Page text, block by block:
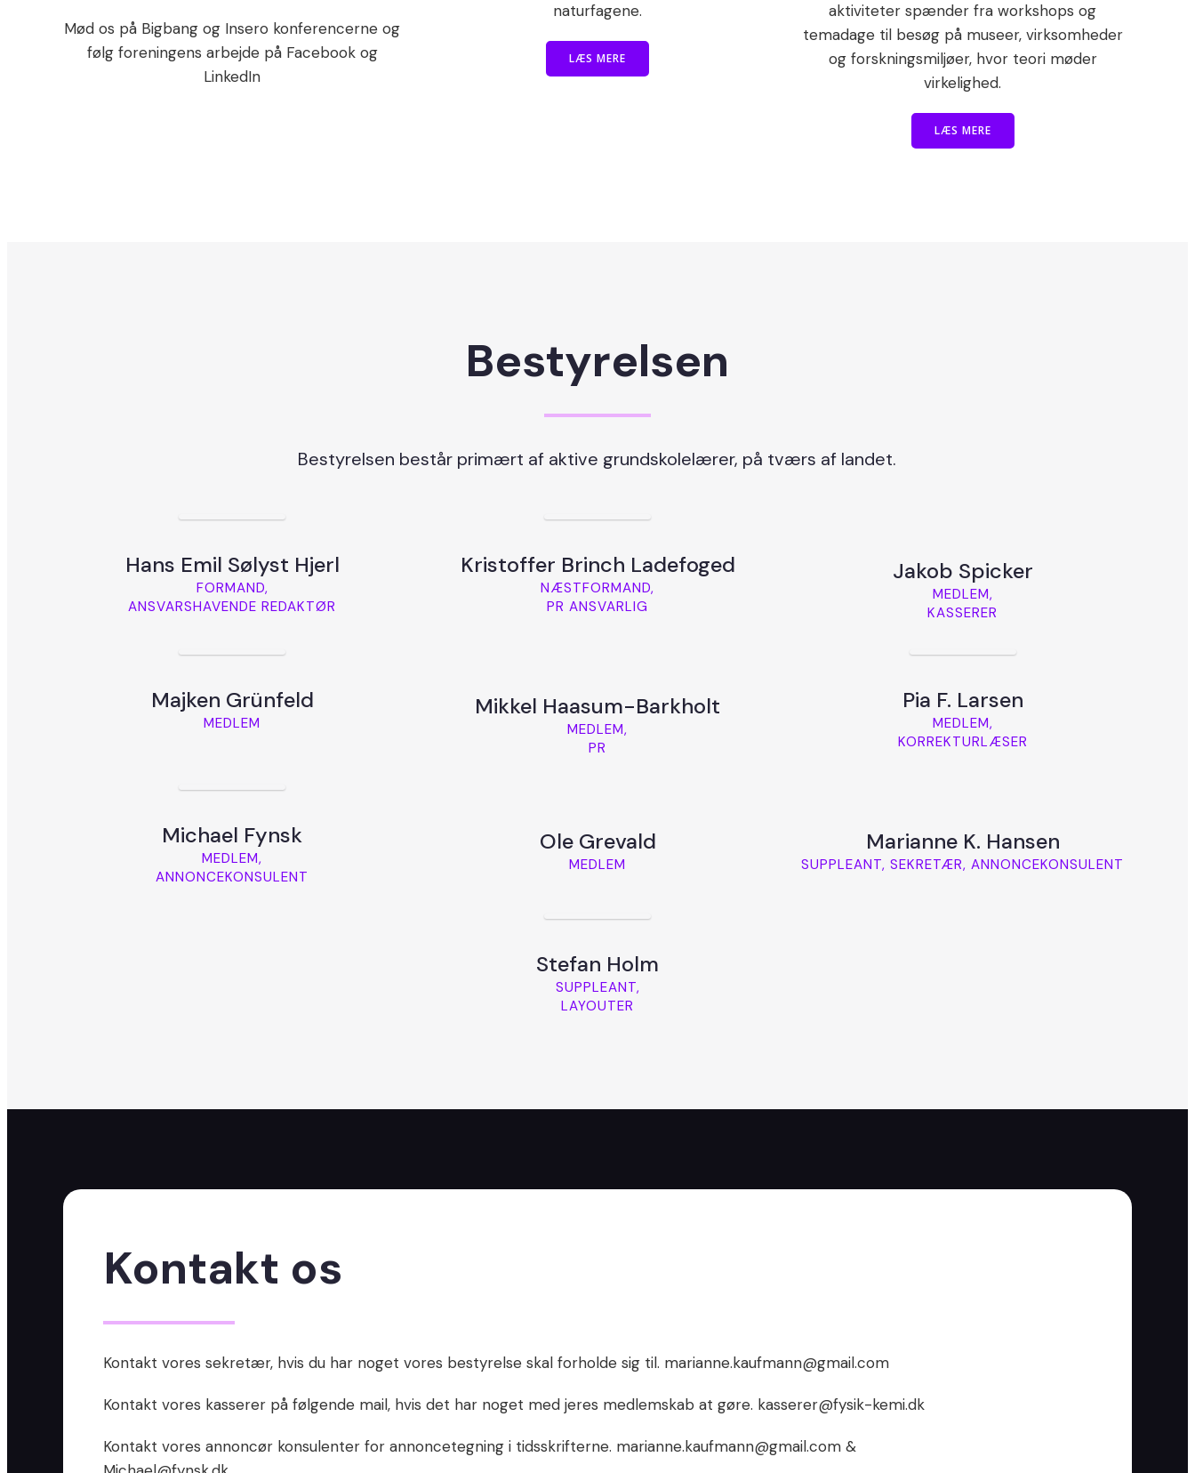
Mød os på Bigbang og Insero konferencerne og
følg foreningens arbejde på Facebook og
LinkedIn
naturfagene.
LÆS MERE
aktiviteter spænder fra workshops og
temadage til besøg på museer, virksomheder
og forskningsmiljøer, hvor teori møder
virkelighed.
LÆS MERE
Bestyrelsen
Bestyrelsen består primært af aktive grundskolelærer, på tværs af landet.
Hans Emil Sølyst Hjerl
FORMAND,
ANSVARSHAVENDE REDAKTØR
Kristoffer Brinch Ladefoged
NÆSTFORMAND,
PR ANSVARLIG
Jakob Spicker
MEDLEM,
KASSERER
Majken Grünfeld
MEDLEM
Mikkel Haasum-Barkholt
MEDLEM,
PR
Pia F. Larsen
MEDLEM,
KORREKTURLÆSER
Michael Fynsk
MEDLEM,
ANNONCEKONSULENT
Ole Grevald
MEDLEM
Marianne K. Hansen
SUPPLEANT, SEKRETÆR, ANNONCEKONSULENT
Stefan Holm
SUPPLEANT,
LAYOUTER
Kontakt os
Kontakt vores sekretær, hvis du har noget vores bestyrelse skal forholde sig til. marianne.kaufmann@gmail.com
Kontakt vores kasserer på følgende mail, hvis det har noget med jeres medlemskab at gøre. kasserer@fysik-kemi.dk
Kontakt vores annoncør konsulenter for annoncetegning i tidsskrifterne. marianne.kaufmann@gmail.com &